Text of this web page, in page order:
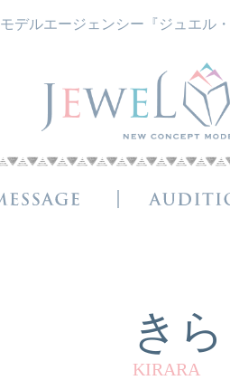
モデルエージェンシー『ジュエル
き
KIRARA